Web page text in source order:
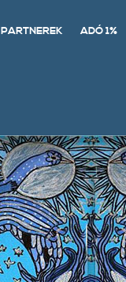
PARTNEREK ADÓ 1%